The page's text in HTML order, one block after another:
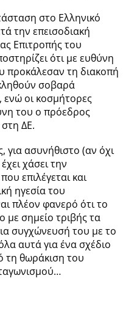
στο Ελληνικό
την επεισοδιακή
Επιτροπής του
ότι με ευθύνη
προκάλεσαν τη διακοπή
σοβαρά
ενώ οι κοσμήτορες
του ο πρόεδρος
ΔΕ.
για ασυνήθιστο (αν όχι
χάσει την
επιλέγεται και
ηγεσία του
πλέον φανερό ότι το
με σημείο τριβής τα
συγχώνευσή του με το
αυτά για ένα σχέδιο
τη θωράκιση του